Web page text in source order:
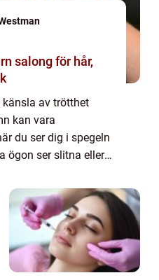
av trötthet
kan vara
du ser dig i spegeln
ögon ser slitna eller